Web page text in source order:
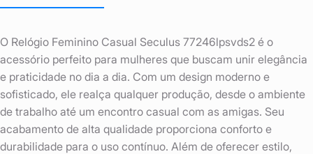
O Relógio Feminino Casual Seculus 77246lpsvds2 é o
acessório perfeito para mulheres que buscam unir elegância
e praticidade no dia a dia. Com um design moderno e
sofisticado, ele realça qualquer produção, desde o ambiente
de trabalho até um encontro casual com as amigas. Seu
acabamento de alta qualidade proporciona conforto e
durabilidade para o uso contínuo. Além de oferecer estilo,